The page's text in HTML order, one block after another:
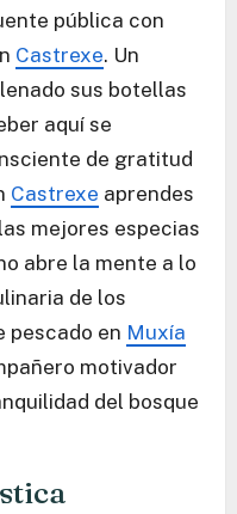
pública con
Castrexe. Un
sus botellas
aquí se
de gratitud
Castrexe aprendes
mejores especias
abre la mente a lo
de los
pescado en Muxía
motivador
del bosque